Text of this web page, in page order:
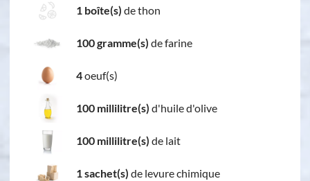
1 boîte(s) de thon
100 gramme(s) de farine
4oeuf(s)
100 millilitre(s) d'huile d'olive
100 millilitre(s) de lait
1 sachet(s) de levure chimique